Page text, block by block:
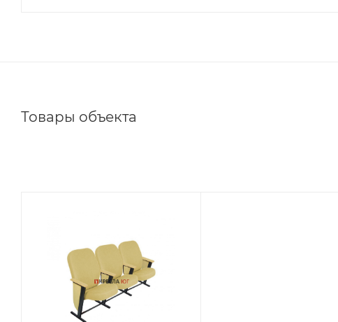
Товары объекта